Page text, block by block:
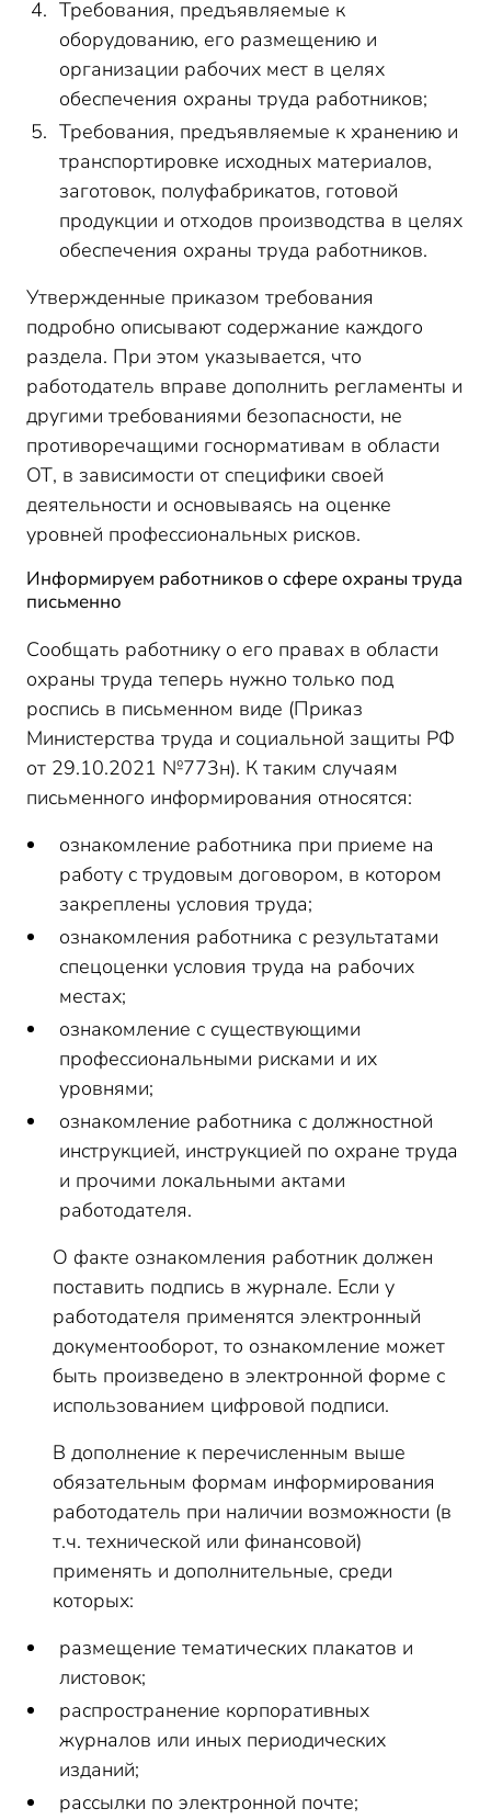
Требования, предъявляемые к
оборудованию, его размещению и
организации рабочих мест в целях
обеспечения охраны труда работников;
Требования, предъявляемые к хранению и
транспортировке исходных материалов,
заготовок, полуфабрикатов, готовой
продукции и отходов производства в целях
обеспечения охраны труда работников.
Утвержденные приказом требования
подробно описывают содержание каждого
раздела. При этом указывается, что
работодатель вправе дополнить регламенты и
другими требованиями безопасности, не
противоречащими госнормативам в области
ОТ, в зависимости от специфики своей
деятельности и основываясь на оценке
уровней профессиональных рисков.
Информируем работников о сфере охраны труда
письменно
Сообщать работнику о его правах в области
охраны труда теперь нужно только под
роспись в письменном виде (Приказ
Министерства труда и социальной защиты РФ
от 29.10.2021 №773н). К таким случаям
письменного информирования относятся:
ознакомление работника при приеме на
работу с трудовым договором, в котором
закреплены условия труда;
ознакомления работника с результатами
спецоценки условия труда на рабочих
местах;
ознакомление с существующими
профессиональными рисками и их
уровнями;
ознакомление работника с должностной
инструкцией, инструкцией по охране труда
и прочими локальными актами
работодателя.
О факте ознакомления работник должен
поставить подпись в журнале. Если у
работодателя применятся электронный
документооборот, то ознакомление может
быть произведено в электронной форме с
использованием цифровой подписи.
В дополнение к перечисленным выше
обязательным формам информирования
работодатель при наличии возможности (в
т.ч. технической или финансовой)
применять и дополнительные, среди
которых:
размещение тематических плакатов и
листовок;
распространение корпоративных
журналов или иных периодических
изданий;
рассылки по электронной почте;